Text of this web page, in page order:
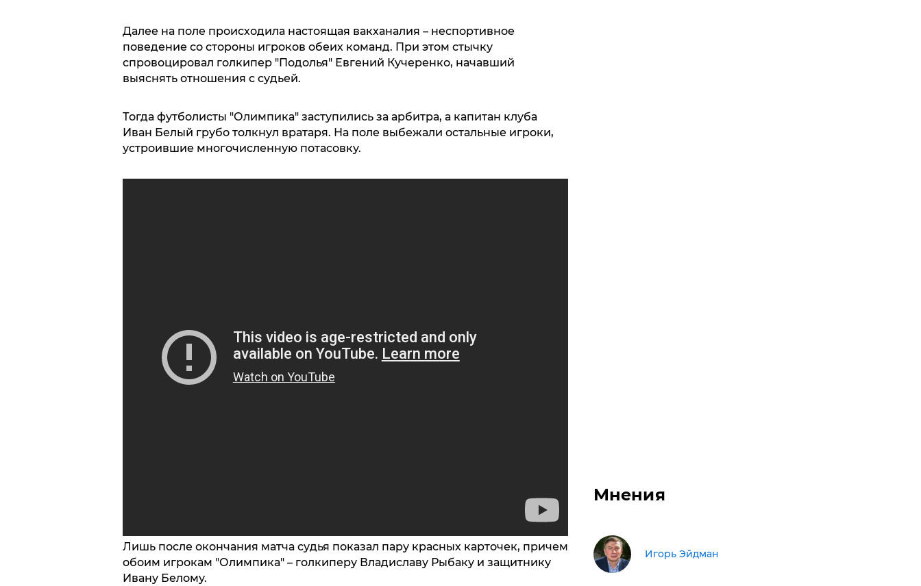
Далее на поле происходила настоящая вакханалия – неспортивное
поведение со стороны игроков обеих команд. При этом стычку
спровоцировал голкипер "Подолья" Евгений Кучеренко, начавший
выяснять отношения с судьей.
Тогда футболисты "Олимпика" заступились за арбитра, а капитан клуба
Иван Белый грубо толкнул вратаря. На поле выбежали остальные игроки,
устроившие многочисленную потасовку.
Лишь после окончания матча судья показал пару красных карточек, причем
обоим игрокам "Олимпика" – голкиперу Владиславу Рыбаку и защитнику
Ивану Белому.
Мнения
Игорь Эйдман